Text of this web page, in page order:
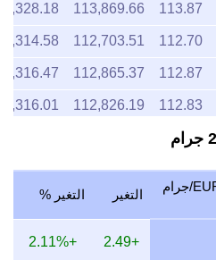
113.87
113,869.66
1,328.18
112.70
112,703.51
1,314.58
112.87
112,865.37
1,316.47
112.83
112,826.19
1,316.01
112.85
114.28
114,282.31
1,333.00
114,216.84
1,332.23
113,823.19
1,327.64
السعر EUR/جرام
التغير التغير %
+2.49
+2.11%